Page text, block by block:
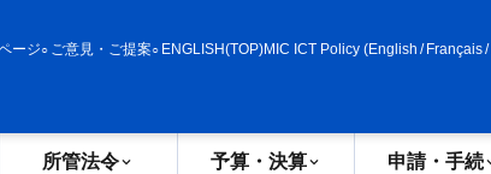
ージ ご意見・ご提案 ENGLISH(TOP)MIC ICT Policy (English / Français/
所管法令 予算・決算 申請・手続